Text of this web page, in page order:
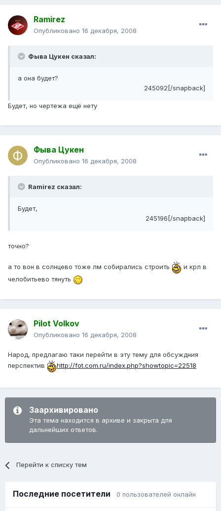
Ramirez
Опубликовано 16 декабря, 2008
Фыва Цукен сказал:
а она будет?
245092[/snapback]
Будет, но чертежа ещё нету
Фыва Цукен
Опубликовано 16 декабря, 2008
Ramirez сказал:
Будет,
245196[/snapback]
точно?
а то вон в солнцево тоже лм собирались строить
и крл в
челобитьево тянуть
Pilot Volkov
Опубликовано 16 декабря, 2008
Народ, предлагаю таки перейти в эту тему для обсуждния
перспектив
http://fot.com.ru/index.php?showtopic=22518
Заархивировано
Эта тема находится в архиве и закрыта для
дальнейших ответов.
Перейти к списку тем
Последние посетители 0 пользователей онлайн